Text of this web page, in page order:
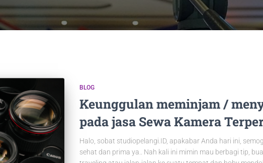
BLOG
Keunggulan meminjam /
pada jasa Sewa Kamera
Halo, sobat studiopelangi.ID, apakabar Anda hari ini,
sehat dan prima ya.. Nah kali ini mimin mau berbagi tip,